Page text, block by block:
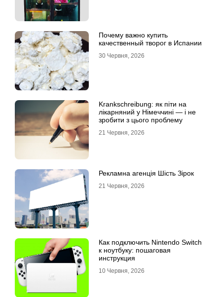
Почему важно купить
качественный творог в Испании
30 Червня, 2026
Krankschreibung: як піти на
лікарняний у Німеччині — і не
зробити з цього проблему
21 Червня, 2026
Рекламна агенція Шість Зірок
21 Червня, 2026
Как подключить Nintendo Switch
к ноутбуку: пошаговая
инструкция
10 Червня, 2026